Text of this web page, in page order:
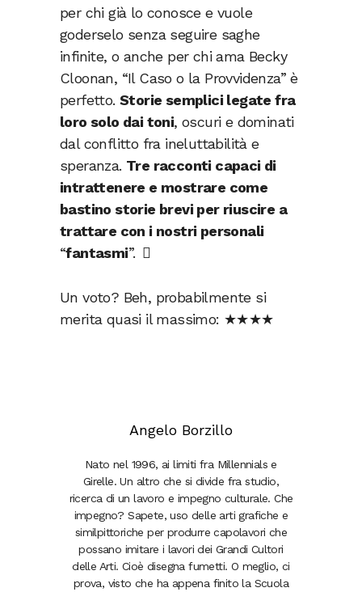
per chi già lo conosce e vuole
goderselo senza seguire saghe
infinite, o anche per chi ama Becky
Cloonan, “Il Caso o la Provvidenza” è
perfetto.Storie semplici legate fra
loro solo dai toni, oscuri e dominati
dal conflitto fra ineluttabilità e
speranza. Tre racconti capaci di
intrattenere e mostrare come
bastino storie brevi per riuscire a
trattare con i nostri personali
“fantasmi”.
Un voto? Beh, probabilmente si
merita quasi il massimo: ★★★★
Angelo Borzillo
Nato nel 1996, ai limiti fra Millennials e
Girelle. Un altro che si divide fra studio,
ricerca di un lavoro e impegno culturale. Che
impegno? Sapete, uso delle arti grafiche e
similpittoriche per produrre capolavori che
possano imitare i lavori dei Grandi Cultori
delle Arti. Cioè disegna fumetti. O meglio, ci
prova, visto che ha appena finito la Scuola